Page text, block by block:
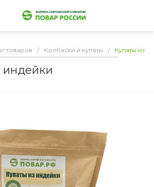
товаров / Колбаски и купаты / Купаты из
индейки